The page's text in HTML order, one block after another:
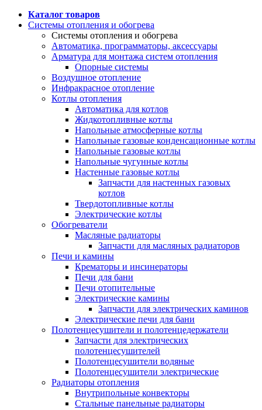
Каталог товаров
Системы отопления и обогрева
Системы отопления и обогрева
Автоматика, программаторы, аксессуары
Арматура для монтажа систем отопления
Опорные системы
Воздушное отопление
Инфракрасное отопление
Котлы отопления
Автоматика для котлов
Жидкотопливные котлы
Напольные атмосферные котлы
Напольные газовые конденсационные котлы
Напольные газовые котлы
Напольные чугунные котлы
Настенные газовые котлы
Запчасти для настенных газовых
котлов
Твердотопливные котлы
Электрические котлы
Обогреватели
Масляные радиаторы
Запчасти для масляных радиаторов
Печи и камины
Крематоры и инсинераторы
Печи для бани
Печи отопительные
Электрические камины
Запчасти для электрических каминов
Электрические печи для бани
Полотенцесушители и полотенцедержатели
Запчасти для электрических
полотенцесушителей
Полотенцесушители водяные
Полотенцесушители электрические
Радиаторы отопления
Внутрипольные конвекторы
Стальные панельные радиаторы